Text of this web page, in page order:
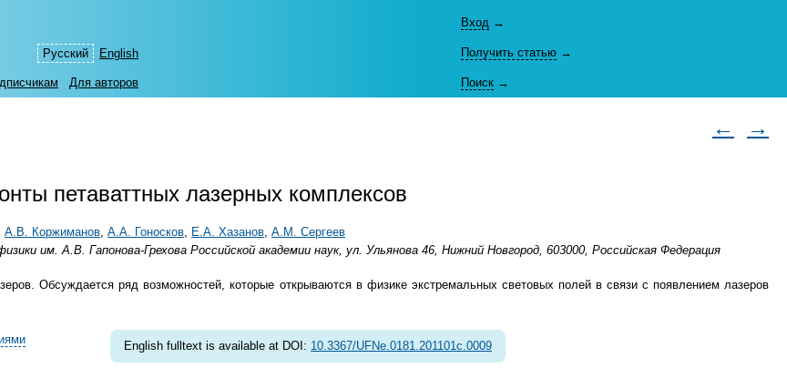
Русский English
Вход →
Получить статью →
Для авторов Поиск →
← →
петаваттных лазерных комплексов
А.В. Коржиманов, А.А. Гоносков, Е.А. Хазанов, А.М. Сергеев
им. А.В. Гапонова-Грехова Российской академии наук, ул. Ульянова 46, Нижний Новгород, 603000, Российская Федерация
Обсуждается ряд возможностей, которые открываются в физике экстремальных световых полей в связи с появлением лазеров
English fulltext is available at DOI: 10.3367/UFNe.0181.201101c.0009